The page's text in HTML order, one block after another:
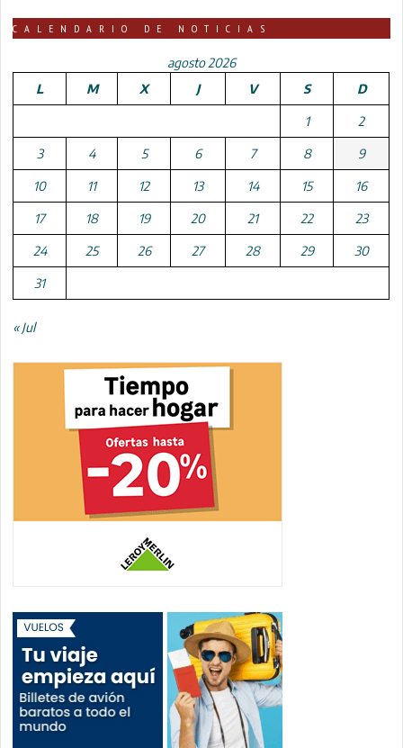
CALENDARIO DE NOTICIAS
agosto 2026
L
M X J V S D
1 2
3 4 5 6 7 8 9
10 11 12 13 14 15 16
17 18 19 20 21 22 23
24 25 26 27 28 29 30
31
« Jul